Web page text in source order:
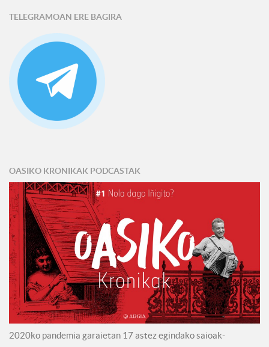
TELEGRAMOAN ERE BAGIRA
OASIKO KRONIKAK PODCASTAK
2020ko pandemia garaietan 17 astez egindako saioak-